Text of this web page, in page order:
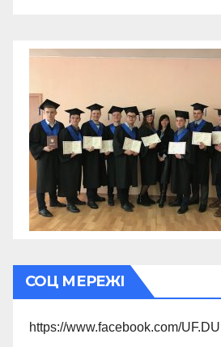
СОЦ МЕРЕЖІ
https://www.facebook.com/